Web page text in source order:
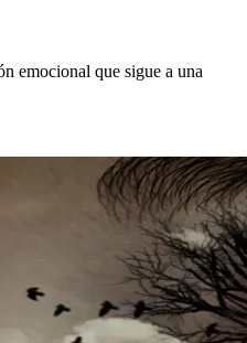
emocional que sigue a una